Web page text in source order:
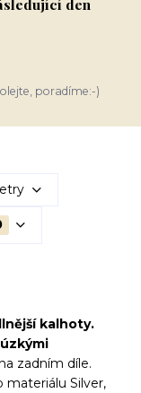
den
poradíme:-)
kalhoty.
zadním díle.
materiálu Silver,